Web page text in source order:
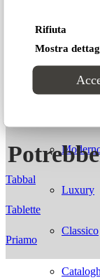
Rifiuta
Mostra
Lab2
Luxury
Classico
Tabbal
Tablette
Priamo